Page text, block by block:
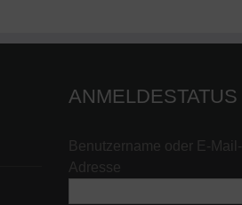
ANMELDESTATUS
Benutzername oder E-Mail-
Adresse